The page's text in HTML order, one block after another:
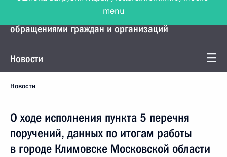
Управление Президента по работе с
обращениями граждан и организаций
Новости
Новости
О ходе исполнения пункта 5 перечня
поручений, данных по итогам работы
в городе Климовске Московской области
menu